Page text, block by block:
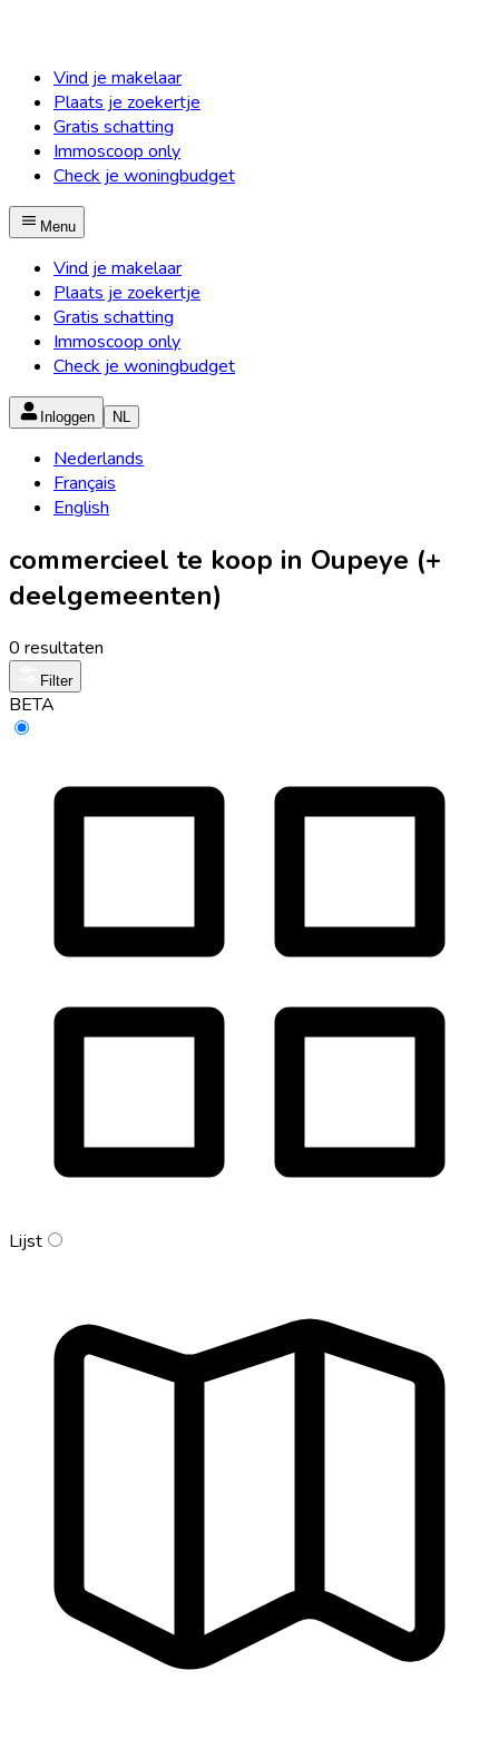
Vind je makelaar
Plaats je zoekertje
Gratis schatting
Immoscoop only
Check je woningbudget
Menu
Vind je makelaar
Plaats je zoekertje
Gratis schatting
Immoscoop only
Check je woningbudget
Inloggen NL
Nederlands
Français
English
commercieel te koop in Oupeye (+
deelgemeenten)
0 resultaten
Filter
BETA
Lijst